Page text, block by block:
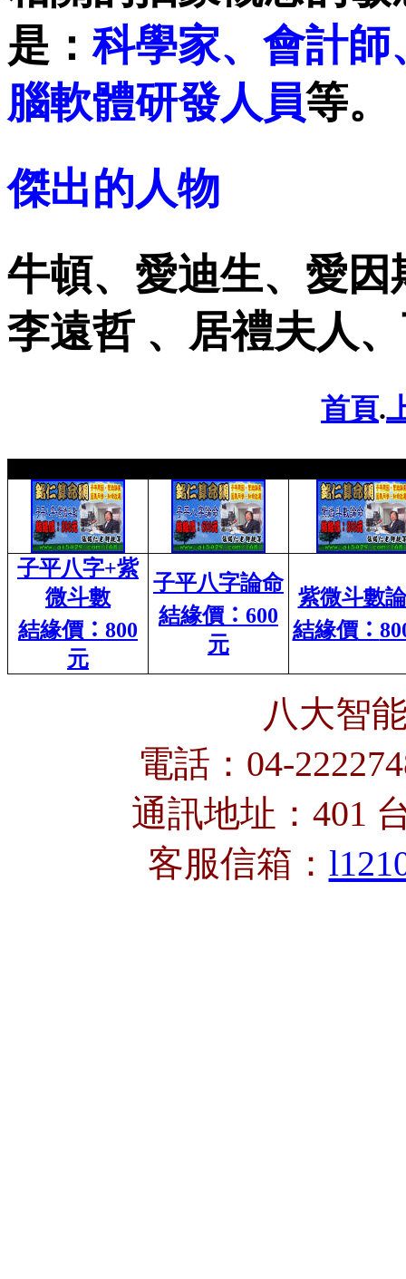
是：科學家、會計
腦軟體研發人員等。
傑出的人物
牛頓、愛迪生、愛
李遠哲 、居禮夫人
首頁.
子平八字+紫
微斗數
結緣價 ： 800
元
子平八字論命
結緣價 ： 600
元
紫微斗數
結緣價：
八大智
電話：04-
通訊地址：401
客服信箱：